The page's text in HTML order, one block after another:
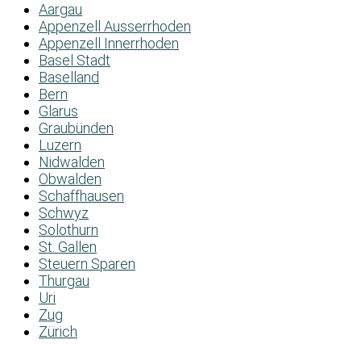
Aargau
Appenzell Ausserrhoden
Appenzell Innerrhoden
Basel Stadt
Baselland
Bern
Glarus
Graubünden
Luzern
Nidwalden
Obwalden
Schaffhausen
Schwyz
Solothurn
St. Gallen
Steuern Sparen
Thurgau
Uri
Zug
Zürich